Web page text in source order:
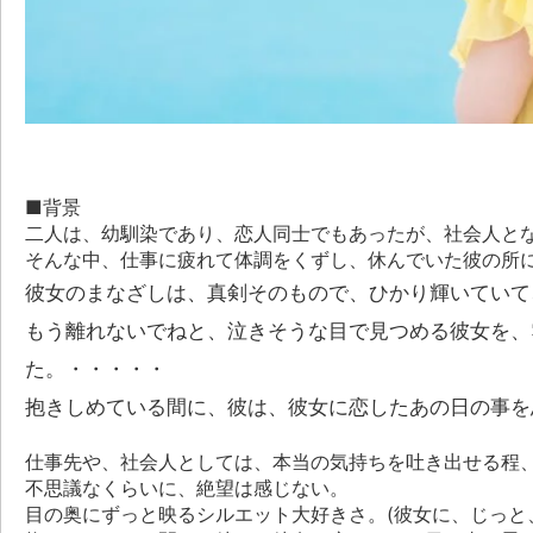
■背景
二人は、幼馴染であり、恋人同士でもあったが、社会人
そんな中、仕事に疲れて体調をくずし、休んでいた彼の
彼女のまなざしは、真剣そのもので、ひかり輝いてい
もう離れないでねと、泣きそうな目で見つめる彼女を
た。・・・・・
抱きしめている間に、彼は、彼女に恋したあの日の事
仕事先や、社会人としては、本当の気持ちを吐き出せる程
不思議なくらいに、絶望は感じない。
目の奥にずっと映るシルエット大好きさ。(彼女に、じっ